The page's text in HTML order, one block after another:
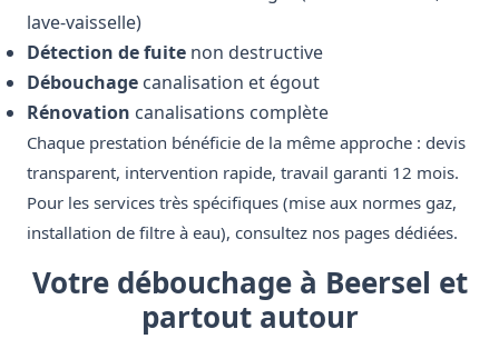
lave-vaisselle)
Détection de fuite non destructive
Débouchage canalisation et égout
Rénovation canalisations complète
Chaque prestation bénéficie de la même approche : devis
transparent, intervention rapide, travail garanti 12 mois.
Pour les services très spécifiques (mise aux normes gaz,
installation de filtre à eau), consultez nos pages dédiées.
Votre débouchage à Beersel et
partout autour